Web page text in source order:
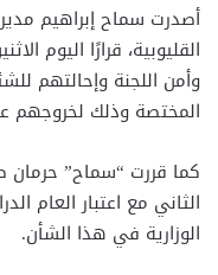
أصدرت سماح إبراهيم مدير
القليوبية، قرارًا اليوم
وأمن اللجنة وإحالتهم
المختصة وذلك لخروجهم
كما قررت “سماح” حرمان
الثاني مع اعتبار العام
الوزارية في هذا الشأن.